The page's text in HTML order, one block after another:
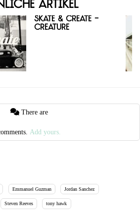
Artikel
Skate & Create -
Creature
Add yours.
Emmanuel Guzman Jordan Sanchez
Steven Reeves tony hawk